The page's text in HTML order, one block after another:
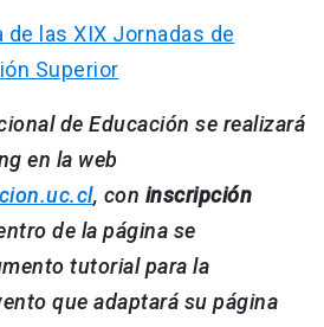
las XIX Jornadas de
Superior
de Educación se realizará
en la web
, con inscripción
de la página se
tutorial para la
que adaptará su página